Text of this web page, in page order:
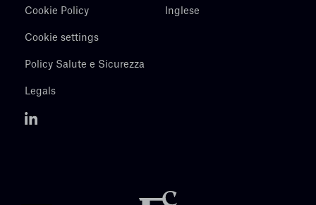
Cookie Policy
Cookie settings
Policy Salute e Sicurezza
Legals
Inglese